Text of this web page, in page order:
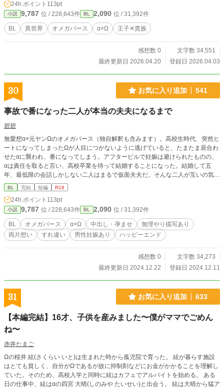
24h.ポイント 113pt
小説 9,787 位 / 228,643件 BL 2,090 位 / 31,392件
BL 異世界 オメガバース α×Ω 王子✕貴族
感想数 0
文字数 34,551
最終更新日 2026.04.20
登録日 2026.04.03
30 お気に入り追加 541
事故で番になった二人が本当の夫夫になるまで
碧碧
無愛想α×元ヤンΩのオメガバース（独自解釈も含みます）。高校生時代、突然ヒ
ートになってしまったΩが人目につかないように逃げていると、たまたま居合わ
せたαに襲われ、番になってしまう。アフターピルで妊娠は避けられたものの、
αは責任を取ると言い、高校卒業を待って結婚することになった。結婚して五
年、最低限の会話しかしない二人はまるで仮面夫夫だ。そんな二人が互いの気持
ちを確認し、本当の番となるまでのお話です。両片想い。 予告なくR18シーン
がありますので、ご注意ください。 （R18シーン内容） 無理矢理（少）、オナ
ニー、アナニー、嬉ション、中出し、亀頭球ありの長時間射精、結腸姦、男性妊
娠、飲精など。
BL 完結 短編 R18
24h.ポイント 113pt
小説 9,787 位 / 228,643件 BL 2,090 位 / 31,392件
BL オメガバース α×Ω 中出し・孕ませ
無理やり描写あり
両片想い
すれ違い 男性妊娠あり ハッピーエンド
感想数 0
文字数 34,273
最終更新日 2024.12.22
登録日 2024.12.11
31 お気に入り追加 633
【本編完結】16才、子供を産みました〜僕がママでごめん
ね〜
赤井たまご
Ωの桜井 絃(さくらい いと)は生まれた時から孤児院で育った。 絃が暮らす施設
はとても貧しく、自分がΩであるが故に抑制剤などにお金がかかることを理解し
ていた。そのため、高校入学と同時に絃はカフェでアルバイトを始める。 ある
日の仕事中、絃はαの四宮 大晴(しのみや たいせい)と出会う。 絃は大晴から猛ア